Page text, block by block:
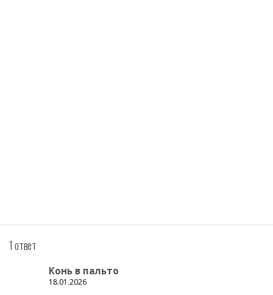
1 ответ
Конь в пальто
18.01.2026